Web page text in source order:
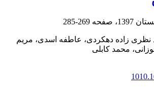
269-285
نظری زاده دهکردی، عاطفه اسدی، مریم
محمد کابلی